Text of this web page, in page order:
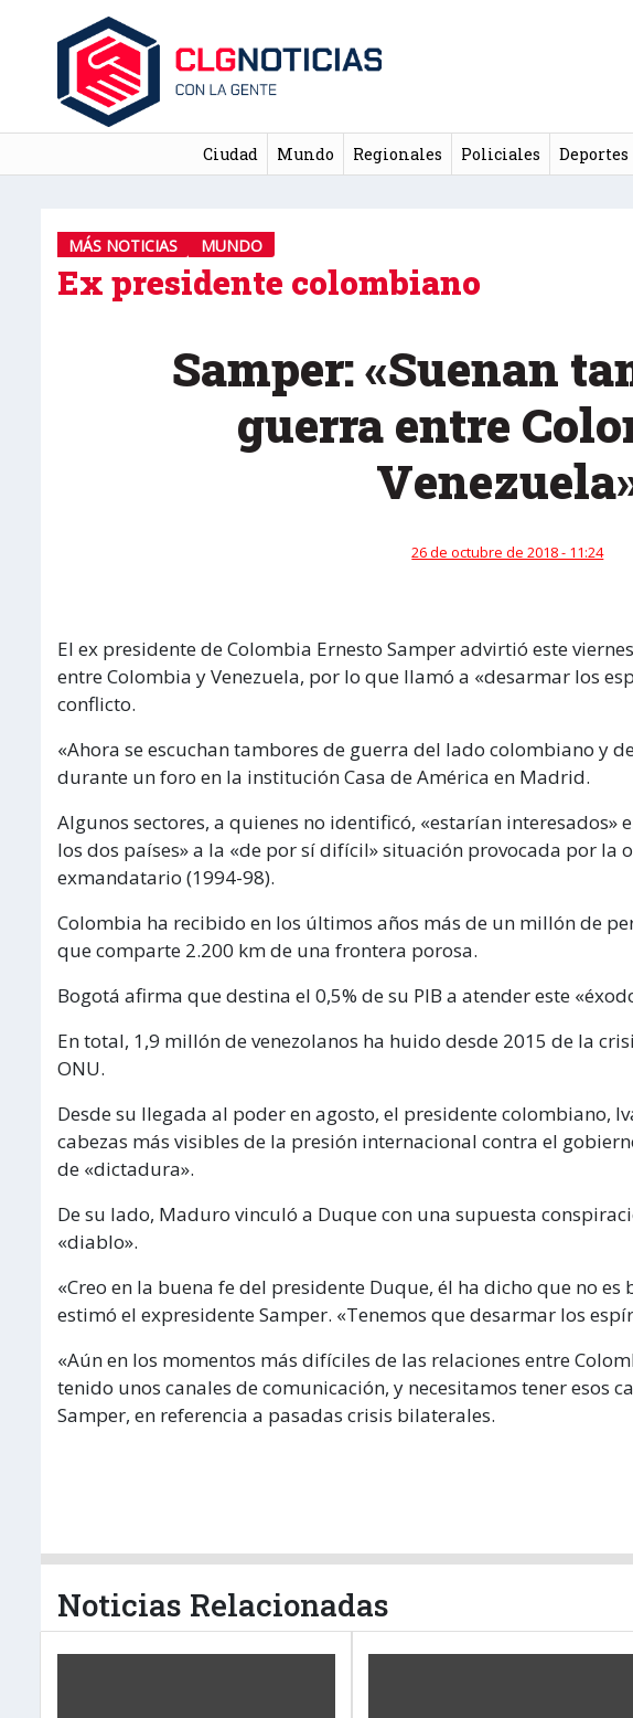
Ciudad Mundo Regionales Policiales Deportes
MÁS NOTICIAS MUNDO
Ex presidente colombiano
Samper: «Suenan
guerra entre
26 de octubre de 2018 - 11:24
El ex presidente de Colombia Ernesto Samper advirtió este
entre Colombia y Venezuela, por lo que llamó a «desarmar los
conflicto.
«Ahora se escuchan tambores de guerra del lado colombiano y
durante un foro en la institución Casa de América en Madrid.
Algunos sectores, a quienes no identificó, «estarían
los dos países» a la «de por sí difícil» situación provocada por la
exmandatario (1994-98).
Colombia ha recibido en los últimos años más de un millón de
que comparte 2.200 km de una frontera porosa.
Bogotá afirma que destina el 0,5% de su PIB a atender este
En total, 1,9 millón de venezolanos ha huido desde 2015 de la
ONU.
Desde su llegada al poder en agosto, el presidente colombiano,
cabezas más visibles de la presión internacional contra el
de «dictadura».
De su lado, Maduro vinculó a Duque con una supuesta
«diablo».
«Creo en la buena fe del presidente Duque, él ha dicho que no es
estimó el expresidente Samper. «Tenemos que desarmar los
«Aún en los momentos más difíciles de las relaciones entre
tenido unos canales de comunicación, y necesitamos tener esos
Samper, en referencia a pasadas crisis bilaterales.
Noticias Relacionadas